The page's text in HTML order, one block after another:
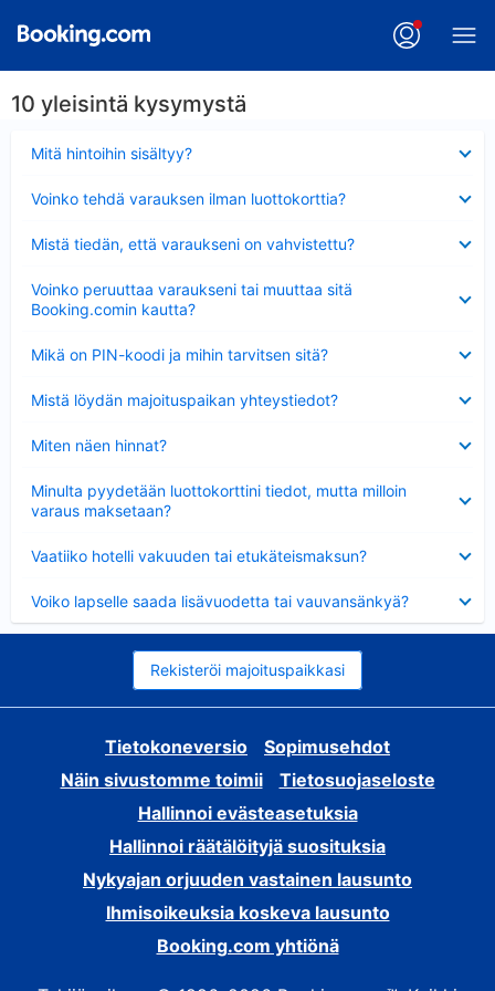
10 yleisintä kysymystä
Mitä hintoihin sisältyy?
Voinko tehdä varauksen ilman luottokorttia?
Mistä tiedän, että varaukseni on vahvistettu?
Voinko peruuttaa varaukseni tai muuttaa sitä
Booking.comin kautta?
Mikä on PIN-koodi ja mihin tarvitsen sitä?
Mistä löydän majoituspaikan yhteystiedot?
Miten näen hinnat?
Minulta pyydetään luottokorttini tiedot, mutta milloin
varaus maksetaan?
Vaatiiko hotelli vakuuden tai etukäteismaksun?
Voiko lapselle saada lisävuodetta tai vauvansänkyä?
Rekisteröi majoituspaikkasi
Tietokoneversio
Sopimusehdot
Näin sivustomme toimii
Tietosuojaseloste
Hallinnoi evästeasetuksia
Hallinnoi räätälöityjä suosituksia
Nykyajan orjuuden vastainen lausunto
Ihmisoikeuksia koskeva lausunto
Booking.com yhtiönä